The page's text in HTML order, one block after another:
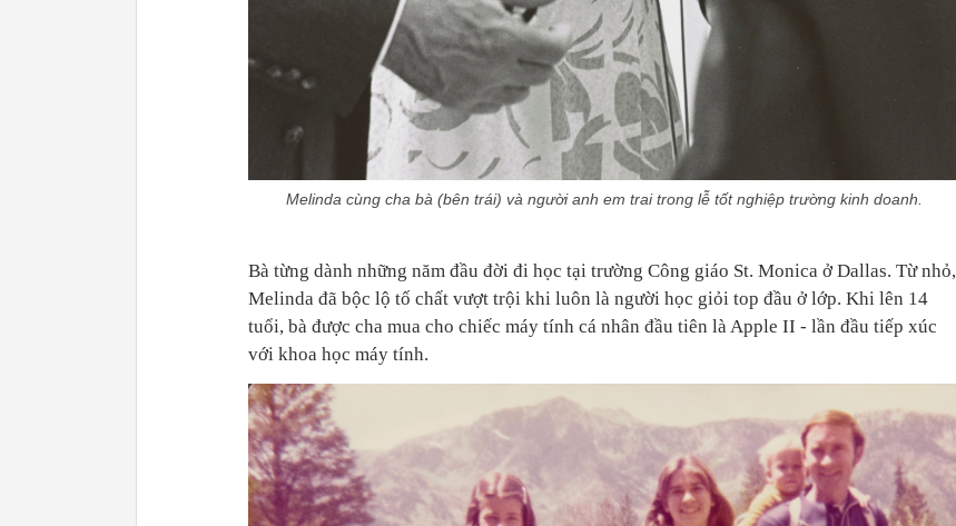
Melinda cùng cha bà (bên trái) và người anh em trai trong lễ tốt nghiệp trường kinh doanh.
Bà từng dành những năm đầu đời đi học tại trường Công giáo St. Monica ở Dallas. Từ nhỏ,
Melinda đã bộc lộ tố chất vượt trội khi luôn là người học giỏi top đầu ở lớp. Khi lên 14
tuổi, bà được cha mua cho chiếc máy tính cá nhân đầu tiên là Apple II - lần đầu tiếp xúc
với khoa học máy tính.